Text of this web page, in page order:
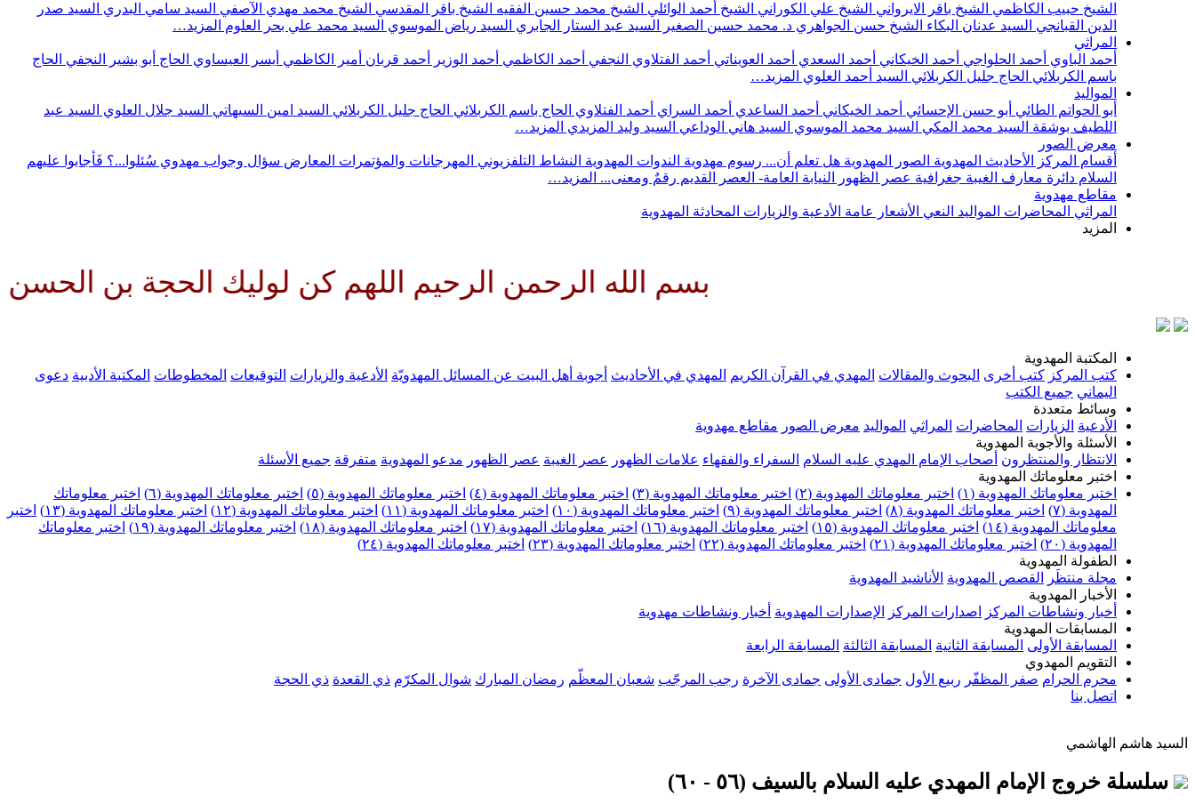
الشيخ حبيب الكاظمي الشيخ باقر الايرواني الشيخ علي الكوراني الشيخ أحمد الوائلي الشيخ محمد حسين الفقيه الشيخ باقر المقدسي الشيخ محمد مهدي الآصفي السيد سامي البدري السيد صدر
الدين القبانجي السيد عدنان البكاء الشيخ حسن الجواهري د. محمد حسين الصغير السيد عبد الستار الجابري السيد رياض الموسوي السيد محمد علي بحر العلوم المزيد…
المراثي
أحمد الباوي أحمد الحلواجي أحمد الخيكاني أحمد السعدي أحمد العويناتي أحمد الفتلاوي النجفي أحمد الكاظمي أحمد الوزير أحمد قربان أمير الكاظمي أيسر العيساوي الحاج أبو بشير النجفي الحاج
باسم الكربلائي الحاج جليل الكربلائي السيد أحمد العلوي المزيد…
المواليد
أبو الحواتم الطائي أبو حسن الإحسائي أحمد الخيكاني أحمد الساعدي أحمد السراي أحمد الفتلاوي الحاج باسم الكربلائي الحاج جليل الكربلائي السيد امين السيهاتي السيد جلال العلوي السيد عبد
اللطيف بوشقة السيد محمد المكي السيد محمد الموسوي السيد هاني الوداعي السيد وليد المزيدي المزيد…
معرض الصور
أقسام المركز
الأحاديث المهدوية الصور المهدوية هل تعلم أن... رسوم مهدوية الندوات المهدوية النشاط التلفزيوني المهرجانات والمؤتمرات المعارض سؤال وجواب مهدوي سُئلوا...؟ فَأجابوا عليهم
السلام دائرة معارف الغيبة جغرافية عصر الظهور النيابة العامة- العصر القديم رقمٌ ومعنى... المزيد…
مقاطع مهدوية
المراثي المحاضرات المواليد النعي الأشعار عامة الأدعية والزيارات المحادثة المهدوية
المزيد
بسم الله الرحمن الرحيم اللهم كن لوليك الحجة بن الحسن صلواتك
المكتبة المهدوية
كتب المركز كتب أخرى البحوث والمقالات المهدي في القرآن الكريم المهدي في الأحاديث أجوبة أهل البيت عن المسائل المهدويّة الأدعية والزيارات التوقيعات المخطوطات المكتبة الأدبية دعوى
اليماني جميع الكتب
وسائط متعددة
الأدعية الزيارات المحاضرات المراثي المواليد معرض الصور مقاطع مهدوية
الأسئلة والأجوبة المهدوية
الانتظار والمنتظرون أصحاب الإمام المهدي عليه السلام السفراء والفقهاء علامات الظهور عصر الغيبة عصر الظهور مدعو المهدوية متفرقة جميع الأسئلة
اختبر معلوماتك المهدوية
اختبر معلوماتك المهدوية (١)
اختبر معلوماتك المهدوية (٢) اختبر معلوماتك المهدوية (٣) اختبر معلوماتك المهدوية (٤) اختبر معلوماتك المهدوية (٥) اختبر معلوماتك المهدوية (٦)
اختبر معلوماتك
المهدوية (٧)
اختبر معلوماتك المهدوية (٨) اختبر معلوماتك المهدوية (٩) اختبر معلوماتك المهدوية (١٠) اختبر معلوماتك المهدوية (١١) اختبر معلوماتك المهدوية (١٢) اختبر معلوماتك المهدوية (١٣)
اختبر
معلوماتك المهدوية (١٤)
اختبر معلوماتك المهدوية (١٥) اختبر معلوماتك المهدوية (١٦) اختبر معلوماتك المهدوية (١٧) اختبر معلوماتك المهدوية (١٨) اختبر معلوماتك المهدوية (١٩)
اختبر معلوماتك
المهدوية (٢٠)
اختبر معلوماتك المهدوية (٢١) اختبر معلوماتك المهدوية (٢٢) اختبر معلوماتك المهدوية (٢٣)
اختبر معلوماتك المهدوية (٢٤)
الطفولة المهدوية
مجلة منتظَر
القصص المهدوية الأناشيد المهدوية
الأخبار المهدوية
أخبار ونشاطات المركز
اصدارات المركز الإصدارات المهدوية أخبار ونشاطات مهدوية
المسابقات المهدوية
المسابقة الأولى المسابقة الثانية المسابقة الثالثة المسابقة الرابعة
التقويم المهدوي
محرم الحرام صفر المظفّر ربيع الأول جمادى الأولى جمادى الآخرة رجب المرجّب شعبان المعظّم رمضان المبارك شوال المكرّم ذي القعدة ذي الحجة
اتصل بنا
السيد هاشم الهاشمي
سلسلة خروج الإمام المهدي عليه السلام بالسيف (٥٦ - ٦٠)